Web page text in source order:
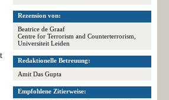
Rezension von:
Beatrice de Graaf
Centre for Terrorism and Counterterrorism,
Universiteit Leiden
Redaktionelle Betreuung:
Amit Das Gupta
Empfohlene Zitierweise: